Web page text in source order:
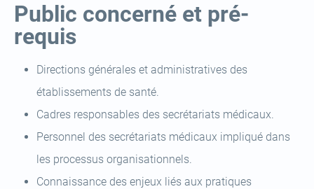
Public concerné et pré-
requis
Directions générales et administratives des
établissements de santé.
Cadres responsables des secrétariats médicaux.
Personnel des secrétariats médicaux impliqué dans
les processus organisationnels.
Connaissance des enjeux liés aux pratiques